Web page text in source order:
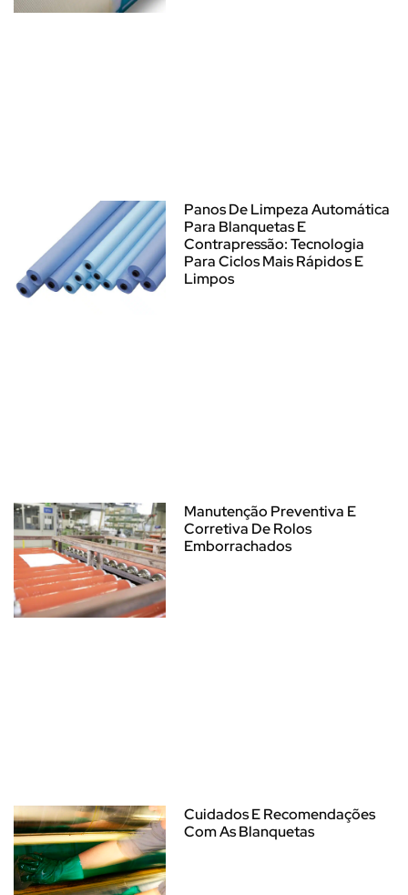
Panos De Limpeza Automática
Para Blanquetas E
Contrapressão: Tecnologia
Para Ciclos Mais Rápidos E
Limpos
Manutenção Preventiva E
Corretiva De Rolos
Emborrachados
Cuidados E Recomendações
Com As Blanquetas